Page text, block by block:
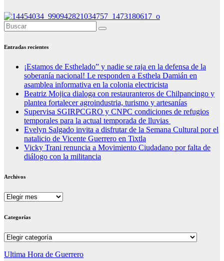
Entradas recientes
¡Estamos de Esthelado” y nadie se raja en la defensa de la
soberanía nacional! Le responden a Esthela Damián en
asamblea informativa en la colonia electricista
Beatriz Mojica dialoga con restauranteros de Chilpancingo y
plantea fortalecer agroindustria, turismo y artesanías
Supervisa SGIRPCGRO y CNPC condiciones de refugios
temporales para la actual temporada de lluvias
Evelyn Salgado invita a disfrutar de la Semana Cultural por el
natalicio de Vicente Guerrero en Tixtla
Vicky Trani renuncia a Movimiento Ciudadano por falta de
diálogo con la militancia
Archivos
Archivos
Categorías
Categorías
Ultima Hora de Guerrero